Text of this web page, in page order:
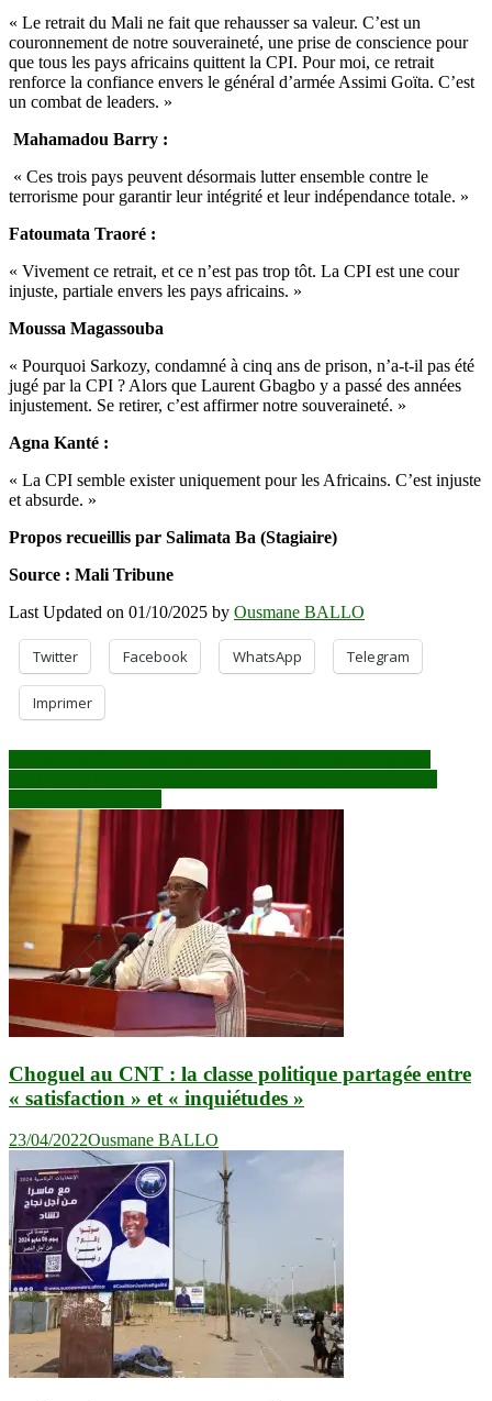
« Le retrait du Mali ne fait que rehausser sa valeur. C’est un
couronnement de notre souveraineté, une prise de conscience pour
que tous les pays africains quittent la CPI. Pour moi, ce retrait
renforce la confiance envers le général d’armée Assimi Goïta. C’est
un combat de leaders. »
Mahamadou Barry :
« Ces trois pays peuvent désormais lutter ensemble contre le
terrorisme pour garantir leur intégrité et leur indépendance totale. »
Fatoumata Traoré :
« Vivement ce retrait, et ce n’est pas trop tôt. La CPI est une cour
injuste, partiale envers les pays africains. »
Moussa Magassouba
« Pourquoi Sarkozy, condamné à cinq ans de prison, n’a-t-il pas été
jugé par la CPI ? Alors que Laurent Gbagbo y a passé des années
injustement. Se retirer, c’est affirmer notre souveraineté. »
Agna Kanté :
« La CPI semble exister uniquement pour les Africains. C’est injuste
et absurde. »
Propos recueillis par Salimata Ba (Stagiaire)
Source : Mali Tribune
Last Updated on 01/10/2025 by Ousmane BALLO
Twitter Facebook WhatsApp Telegram
Imprimer
Navigation
de
l’article
Choguel au CNT : la classe politique partagée entre
« satisfaction » et « inquiétudes »
23/04/2022Ousmane BALLO